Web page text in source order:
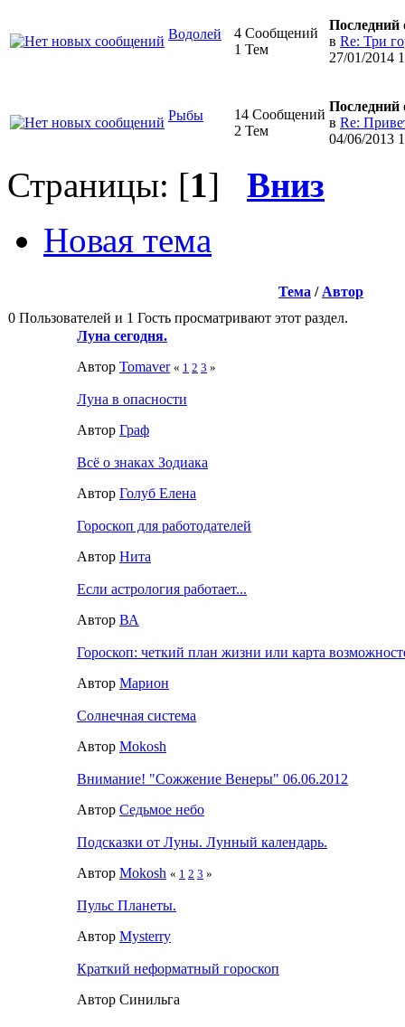
Водолей
4 Сообщений
1 Тем
Последний
в Re: Три
27/01/2014
Рыбы
14 Сообщений
2 Тем
Последний
в Re:
04/06/2013
Страницы: [1] Вниз
Новая тема
Тема / Автор
0 Пользователей и 1 Гость просматривают этот раздел.
Луна сегодня.
Автор Tomaver « 1 2 3 »
Луна в опасности
Автор Граф
Всё о знаках Зодиака
Автор Голуб Елена
Гороскоп для работодателей
Автор Нита
Если астрология работает...
Автор ВА
Гороскоп: четкий план жизни или карта
Автор Марион
Солнечная система
Автор Mokosh
Внимание! "Сожжение Венеры" 06.06.2012
Автор Седьмое небо
Подсказки от Луны. Лунный календарь.
Автор Mokosh « 1 2 3 »
Пульс Планеты.
Автор Mysterry
Краткий неформатный гороскоп
Автор Синильга